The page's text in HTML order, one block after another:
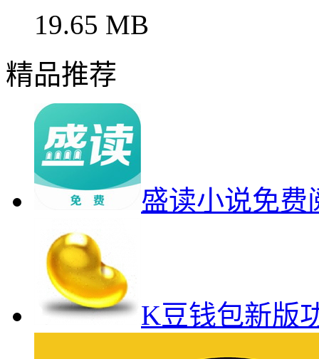
19.65 MB
精品推荐
盛读小说免费
K豆钱包新版